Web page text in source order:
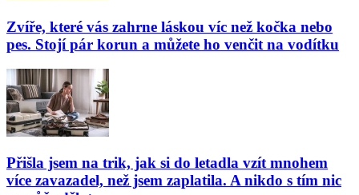
Zvíře, které vás zahrne láskou víc než kočka nebo
pes. Stojí pár korun a můžete ho venčit na vodítku
Přišla jsem na trik, jak si do letadla vzít mnohem
více zavazadel, než jsem zaplatila. A nikdo s tím nic